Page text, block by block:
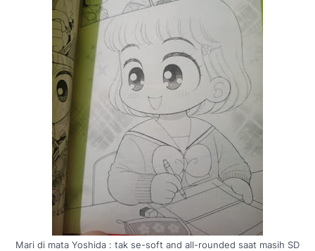
Mari di mata Yoshida : tak se-soft and all-rounded saat masih SD